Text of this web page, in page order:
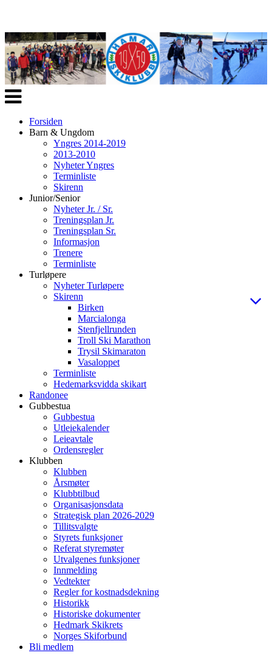
Veksle
navigasjon
Forsiden
Barn & Ungdom
Yngres 2014-2019
2013-2010
Nyheter Yngres
Terminliste
Skirenn
Junior/Senior
Nyheter Jr. / Sr.
Treningsplan Jr.
Treningsplan Sr.
Informasjon
Trenere
Terminliste
Turløpere
Nyheter Turløpere
Skirenn
Birken
Marcialonga
Stenfjellrunden
Troll Ski Marathon
Trysil Skimaraton
Vasaloppet
Terminliste
Hedemarksvidda skikart
Randonee
Gubbestua
Gubbestua
Utleiekalender
Leieavtale
Ordensregler
Klubben
Klubben
Årsmøter
Klubbtilbud
Organisasjonsdata
Strategisk plan 2026-2029
Tillitsvalgte
Styrets funksjoner
Referat styremøter
Utvalgenes funksjoner
Innmelding
Vedtekter
Regler for kostnadsdekning
Historikk
Historiske dokumenter
Hedmark Skikrets
Norges Skiforbund
Bli medlem